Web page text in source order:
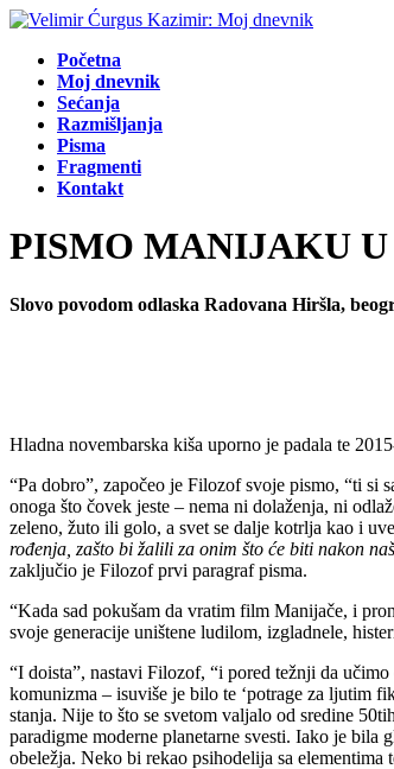
Početna
Moj dnevnik
Sećanja
Razmišljanja
Pisma
Fragmenti
Kontakt
PISMO MANIJAKU
Slovo povodom odlaska Radovana Hiršla,
Hladna novembarska kiša uporno je padala te
“Pa dobro”, započeo je Filozof svoje pismo, “ti si
onoga što čovek jeste – nema ni dolaženja, ni
zeleno, žuto ili golo, a svet se dalje kotrlja kao i
rođenja, zašto bi žalili za onim što će biti nakon
zaključio je Filozof prvi paragraf pisma.
“Kada sad pokušam da vratim film Manijače, i
svoje generacije uništene ludilom, izgladnele,
“I doista”, nastavi Filozof, “i pored težnji da
komunizma – isuviše je bilo te ‘potrage za ljutim
stanja. Nije to što se svetom valjalo od sredine
paradigme moderne planetarne svesti. Iako je
obeležja. Neko bi rekao psihodelija sa